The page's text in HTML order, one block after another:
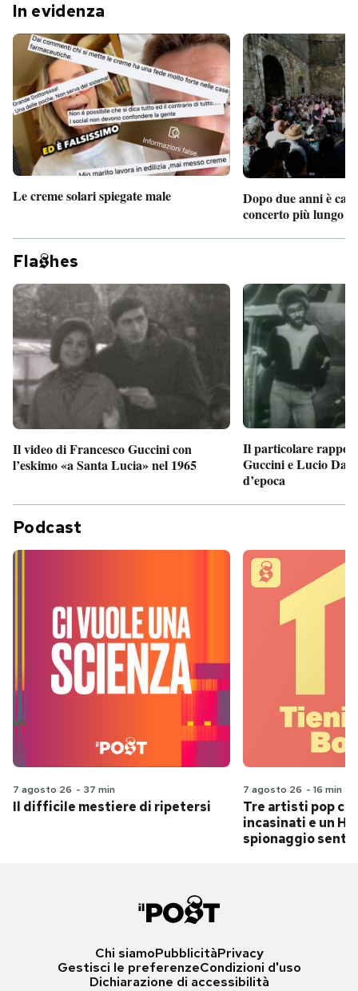
In evidenza
Le creme solari spiegate male
Dopo due anni è
concerto più lungo
Fla hes
Il video di Francesco Guccini con
l’eskimo «a Santa Lucia» nel 1965
Il particolare
Guccini e Lucio
d’epoca
Podcast
7 agosto 26 - 37 min
Il difficile mestiere di ripetersi
7 agosto 26 - 16 min
Tre artisti pop
incasinati e un
spionaggio
Chi siamoPubblicitàPrivacy
Gestisci le preferenzeCondizioni d'uso
Dichiarazione di accessibilità